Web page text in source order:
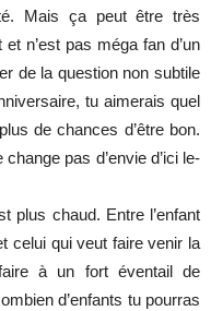
Mais ça peut être très
n’est pas méga fan d’un
de la question non subtile
tu aimerais quel
de chances d’être bon.
pas d’envie d’ici le-
plus chaud. Entre l’enfant
celui qui veut faire venir la
à un fort éventail de
d’enfants tu pourras